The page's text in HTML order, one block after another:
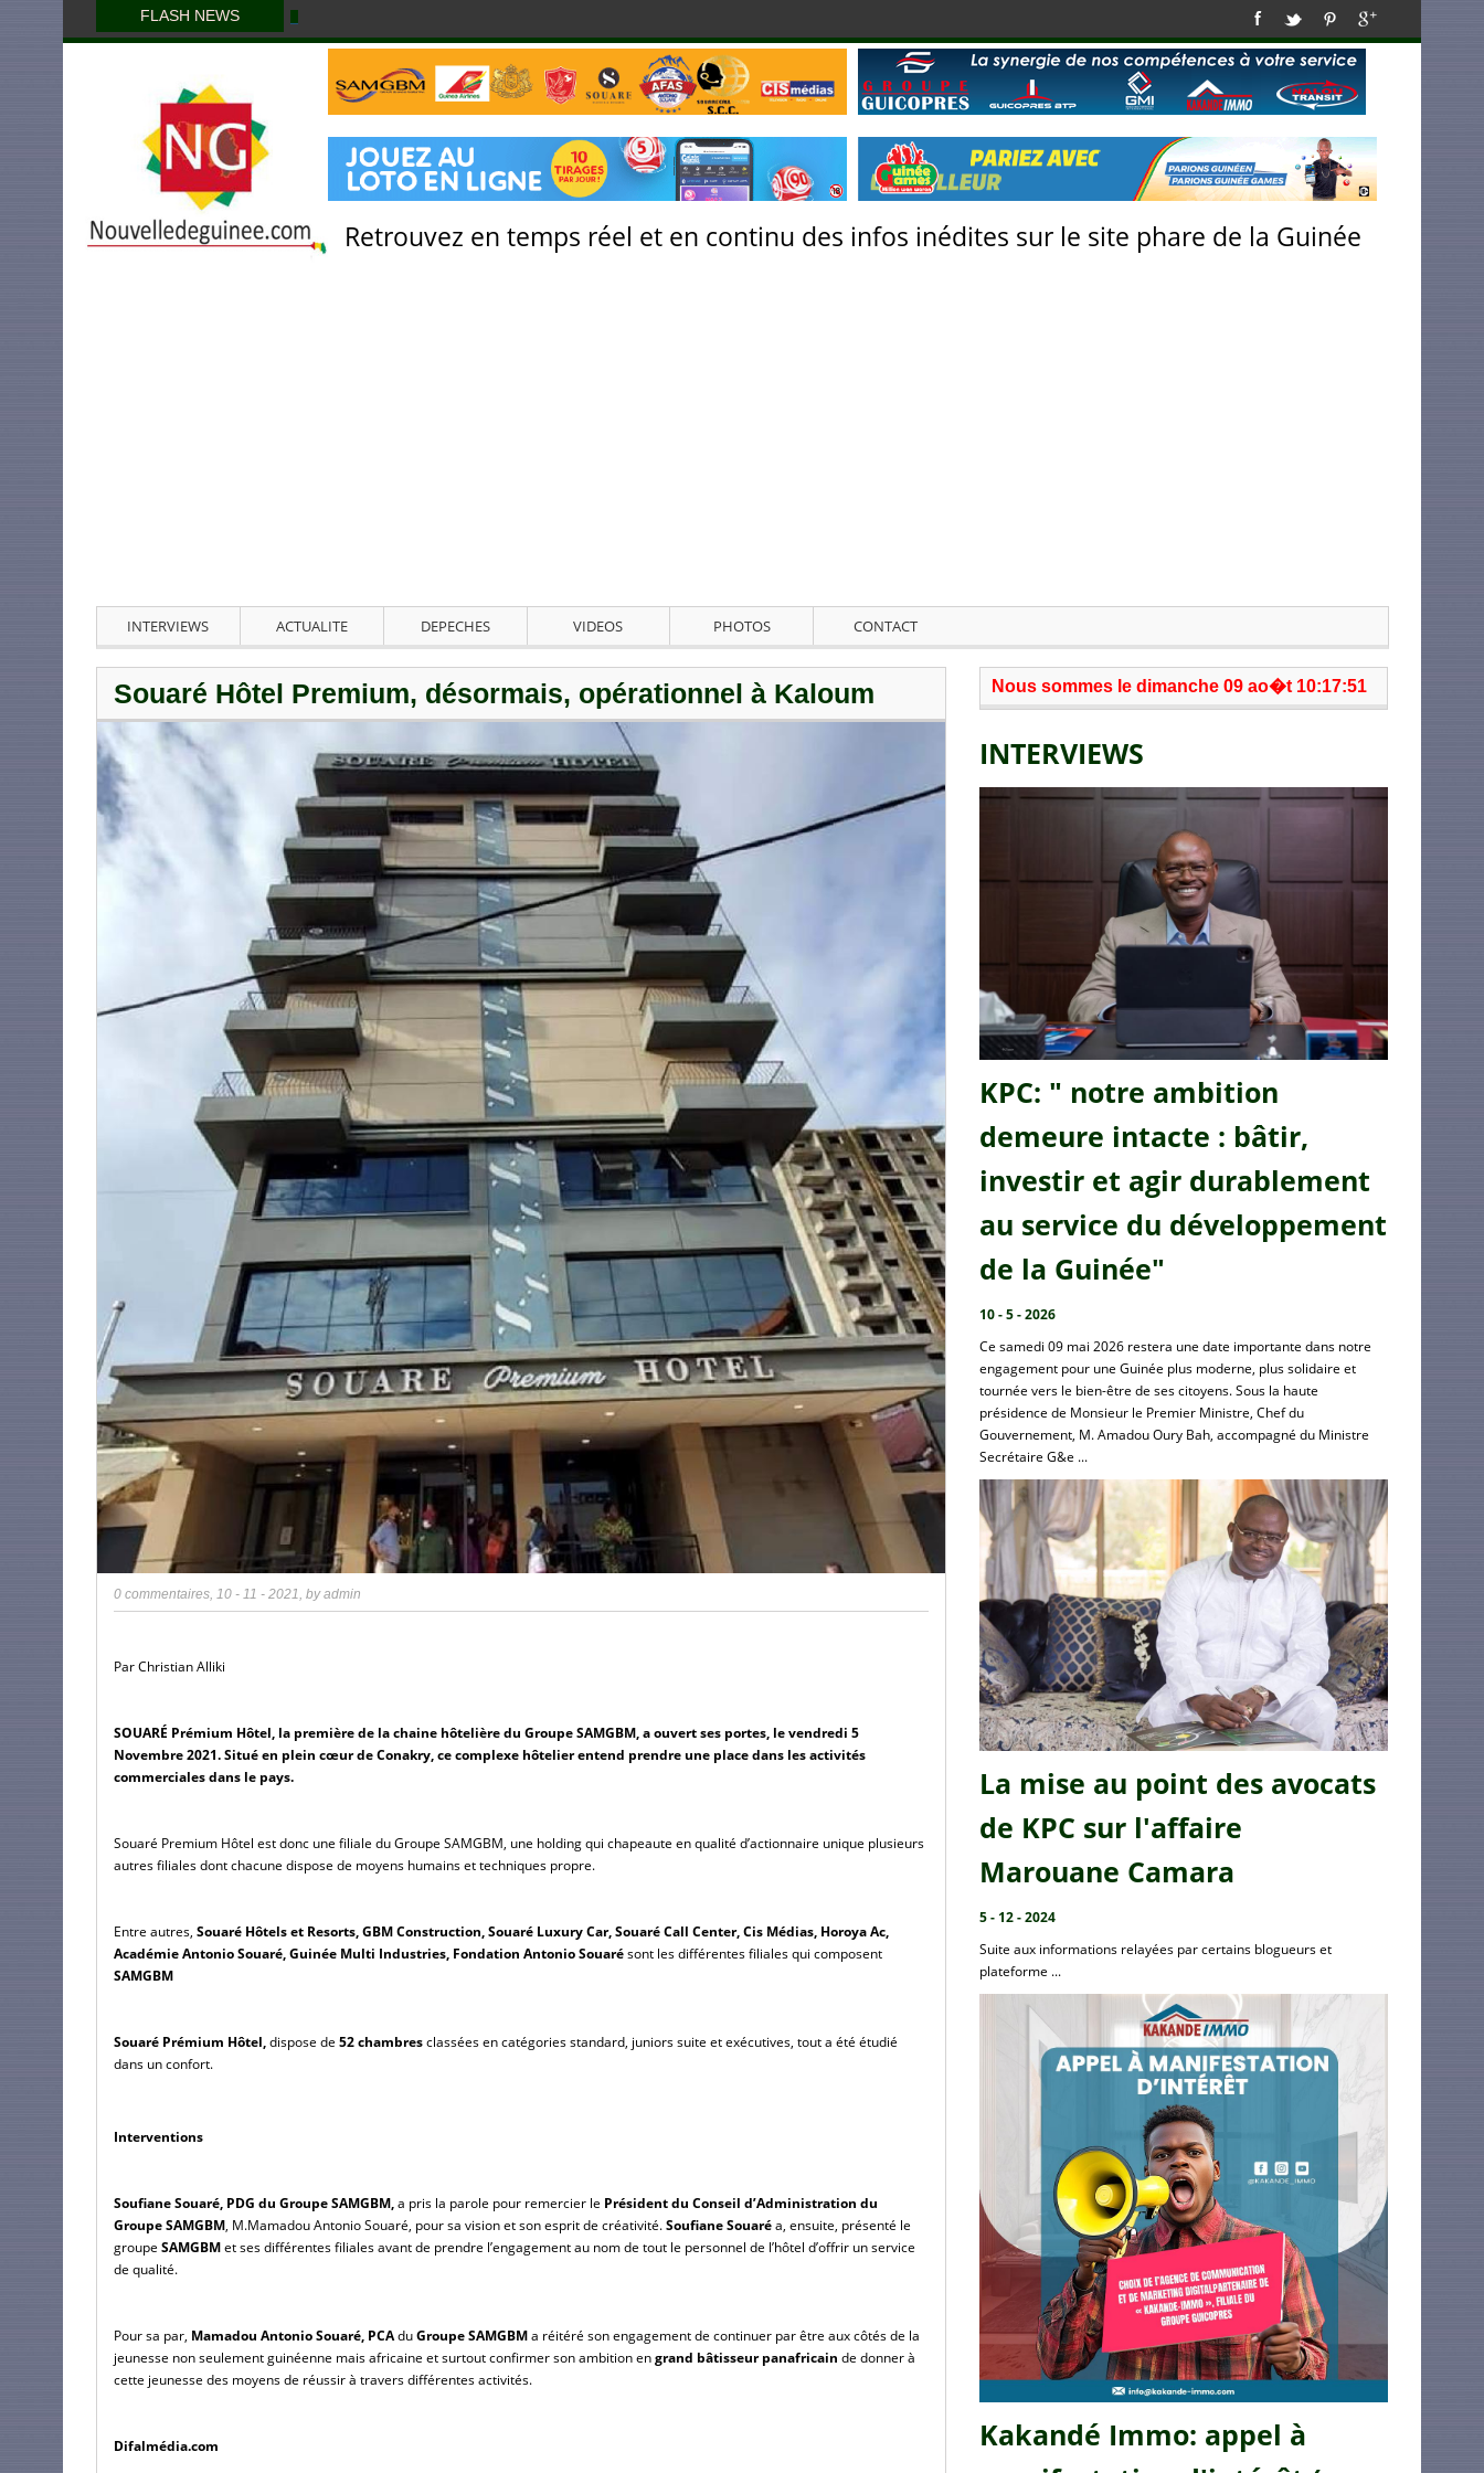
FLASH NEWS
Retrouvez en temps réel et en continu des infos inédites sur le site phare de la Guinée
INTERVIEWS ACTUALITE DEPECHES VIDEOS PHOTOS CONTACT
Souaré Hôtel Premium, désormais, opérationnel à Kaloum
0 commentaires, 10 - 11 - 2021, byadmin
Par Christian Alliki
SOUARÉ Prémium Hôtel, la première de la chaine hôtelière du Groupe SAMGBM, a ouvert ses portes, le vendredi 5
Novembre 2021. Situé en plein cœur de Conakry, ce complexe hôtelier entend prendre une place dans les activités
commerciales dans le pays.
Souaré Premium Hôtel est donc une filiale du Groupe SAMGBM, une holding qui chapeaute en qualité d’actionnaire unique plusieurs
autres filiales dont chacune dispose de moyens humains et techniques propre.
Entre autres, Souaré Hôtels et Resorts, GBM Construction, Souaré Luxury Car, Souaré Call Center, Cis Médias, Horoya Ac,
Académie Antonio Souaré, Guinée Multi Industries, Fondation Antonio Souaré
SAMGBM
Souaré Prémium Hôtel, dispose de 52 chambres classées en catégories standard, juniors suite et exécutives, tout a été étudié
dans un confort.
Interventions
Soufiane Souaré, PDG du Groupe SAMGBM, a pris la parole pour remercier le Président du Conseil d’Administration du
Groupe SAMGBM, M.Mamadou Antonio Souaré, pour sa vision et son esprit de créativité. Soufiane Souaré a, ensuite, présenté le
groupe SAMGBM et ses différentes filiales avant de prendre l’engagement au nom de tout le personnel de l’hôtel d’offrir un service
de qualité.
Pour sa par, Mamadou Antonio Souaré, PCA du Groupe SAMGBM a réitéré son engagement de continuer par être aux côtés de la
jeunesse non seulement guinéenne mais africaine et surtout confirmer son ambition en grand bâtisseur panafricain de donner à
cette jeunesse des moyens de réussir à travers différentes activités.
Difalmédia.com
Nous sommes le dimanche 09 ao�t 10:17:51
INTERVIEWS
KPC: " notre ambition
demeure intacte : bâtir,
investir et agir durablement
au service du développement
de la Guinée"
10 - 5 - 2026
Ce samedi 09 mai 2026 restera une date importante dans notre
engagement pour une Guinée plus moderne, plus solidaire et
tournée vers le bien-être de ses citoyens. Sous la haute
présidence de Monsieur le Premier Ministre, Chef du
Gouvernement, M. Amadou Oury Bah, accompagné du Ministre
Secrétaire G&e ...
La mise au point des avocats
de KPC sur l'affaire
Marouane Camara
5 - 12 - 2024
Suite aux informations relayées par certains blogueurs et
plateforme ...
Kakandé Immo: appel à